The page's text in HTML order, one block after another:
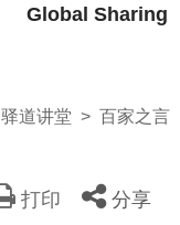
Global Sharing
驿道讲堂 > 百家之言
打印 分享